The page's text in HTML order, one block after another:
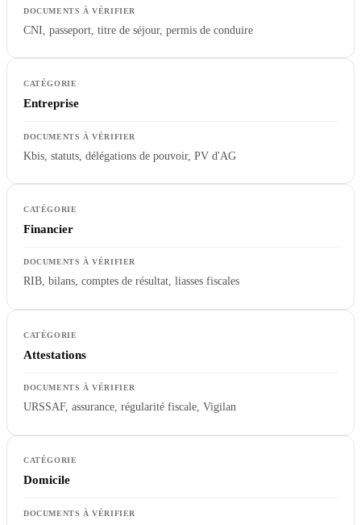
CNI, passeport, titre de séjour, permis de conduire
Entreprise
Kbis, statuts, délégations de pouvoir, PV d'AG
Financier
RIB, bilans, comptes de résultat, liasses fiscales
Attestations
URSSAF, assurance, régularité fiscale, Vigilan
Domicile